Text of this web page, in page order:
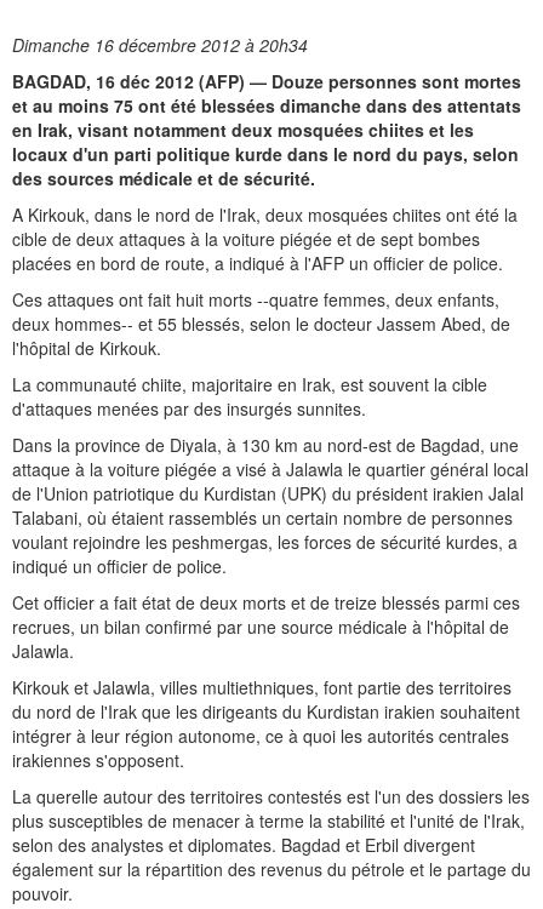
Dimanche 16 décembre 2012 à 20h34
BAGDAD, 16 déc 2012 (AFP) — Douze personnes sont mortes
et au moins 75 ont été blessées dimanche dans des attentats
en Irak, visant notamment deux mosquées chiites et les
locaux d'un parti politique kurde dans le nord du pays, selon
des sources médicale et de sécurité.
A Kirkouk, dans le nord de l'Irak, deux mosquées chiites ont été la
cible de deux attaques à la voiture piégée et de sept bombes
placées en bord de route, a indiqué à l'AFP un officier de police.
Ces attaques ont fait huit morts --quatre femmes, deux enfants,
deux hommes-- et 55 blessés, selon le docteur Jassem Abed, de
l'hôpital de Kirkouk.
La communauté chiite, majoritaire en Irak, est souvent la cible
d'attaques menées par des insurgés sunnites.
Dans la province de Diyala, à 130 km au nord-est de Bagdad, une
attaque à la voiture piégée a visé à Jalawla le quartier général local
de l'Union patriotique du Kurdistan (UPK) du président irakien Jalal
Talabani, où étaient rassemblés un certain nombre de personnes
voulant rejoindre les peshmergas, les forces de sécurité kurdes, a
indiqué un officier de police.
Cet officier a fait état de deux morts et de treize blessés parmi ces
recrues, un bilan confirmé par une source médicale à l'hôpital de
Jalawla.
Kirkouk et Jalawla, villes multiethniques, font partie des territoires
du nord de l'Irak que les dirigeants du Kurdistan irakien souhaitent
intégrer à leur région autonome, ce à quoi les autorités centrales
irakiennes s'opposent.
La querelle autour des territoires contestés est l'un des dossiers les
plus susceptibles de menacer à terme la stabilité et l'unité de l'Irak,
selon des analystes et diplomates. Bagdad et Erbil divergent
également sur la répartition des revenus du pétrole et le partage du
pouvoir.